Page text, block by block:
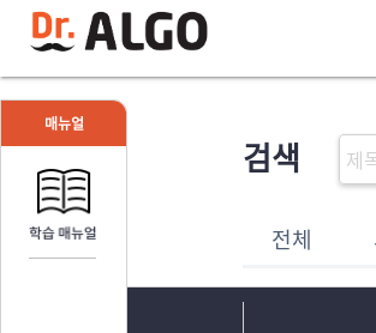
검색
전체
매뉴얼